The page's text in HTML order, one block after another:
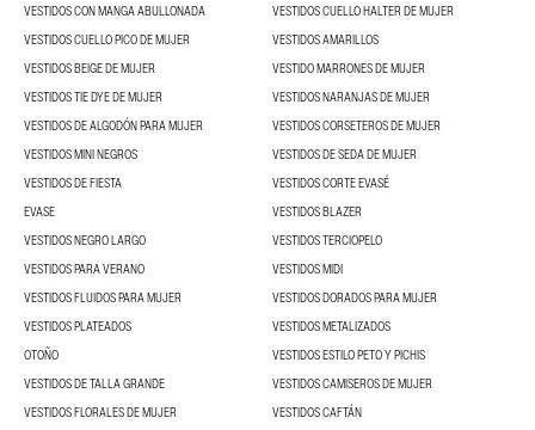
VESTIDOS CON MANGA ABULLONADA
VESTIDOS CUELLO HALTER DE MUJER
VESTIDOS CUELLO PICO DE MUJER
VESTIDOS AMARILLOS
VESTIDOS BEIGE DE MUJER
VESTIDO MARRONES DE MUJER
VESTIDOS TIE DYE DE MUJER
VESTIDOS NARANJAS DE MUJER
VESTIDOS DE ALGODÓN PARA MUJER
VESTIDOS CORSETEROS DE MUJER
VESTIDOS MINI NEGROS
VESTIDOS DE SEDA DE MUJER
VESTIDOS DE FIESTA
VESTIDOS CORTE EVASÉ
EVASE
VESTIDOS BLAZER
VESTIDOS NEGRO LARGO
VESTIDOS TERCIOPELO
VESTIDOS PARA VERANO
VESTIDOS MIDI
VESTIDOS FLUIDOS PARA MUJER
VESTIDOS DORADOS PARA MUJER
VESTIDOS PLATEADOS
VESTIDOS METALIZADOS
OTOÑO
VESTIDOS ESTILO PETO Y PICHIS
VESTIDOS DE TALLA GRANDE
VESTIDOS CAMISEROS DE MUJER
VESTIDOS FLORALES DE MUJER
VESTIDOS CAFTÁN